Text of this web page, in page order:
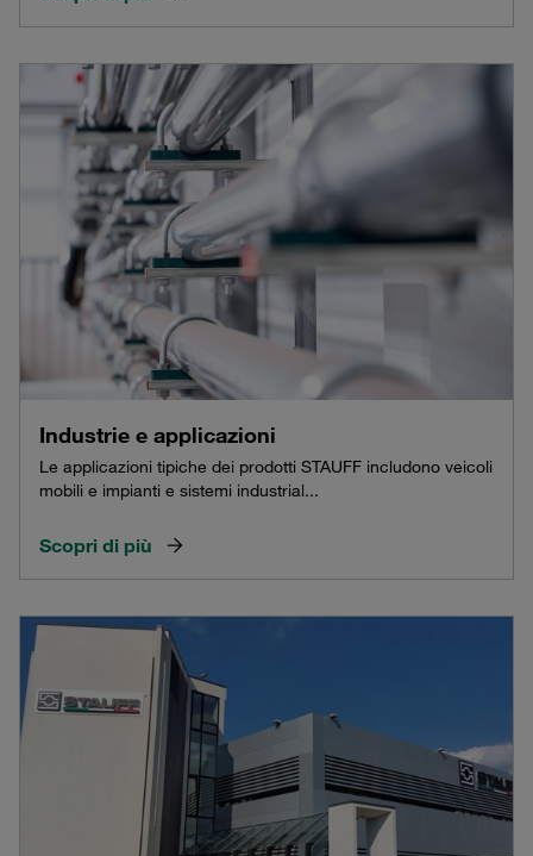
Industrie e applicazioni
Le applicazioni tipiche dei prodotti STAUFF includono veicoli
mobili e impianti e sistemi industrial...
Scopri di più